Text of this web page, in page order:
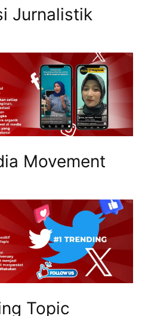
Jurnalistik
Movement
Topic